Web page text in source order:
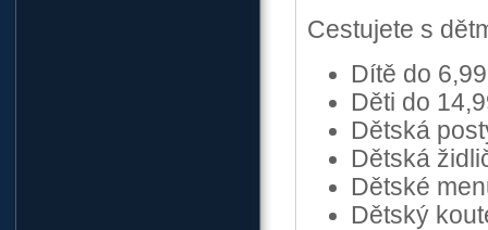
Cestujete s
Dítě do
Děti do
Dětská
Dětská
Dětské
Dětský